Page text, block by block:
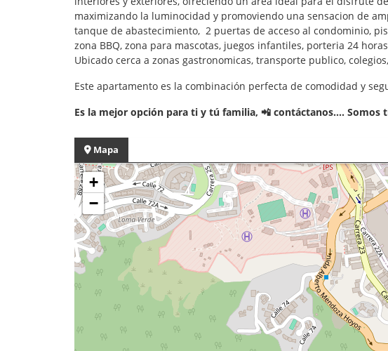
maximizando la luminocidad y promoviendo una sensacion de
tanque de abastecimiento, 2 puertas de acceso al condominio,
zona BBQ, zona para mascotas, juegos infantiles, porteria 24
Ubicado cerca a zonas gastronomicas, transporte publico,
Este apartamento es la combinación perfecta de comodidad y
Es la mejor opción para ti y tú familia, 📲 contáctanos.... Somos
Mapa
+
−